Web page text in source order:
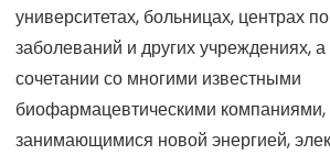
университетах, больницах, центрах
заболеваний и других учреждениях, а
сочетании со многими известными
биофармацевтическими
занимающимися новой энергией,